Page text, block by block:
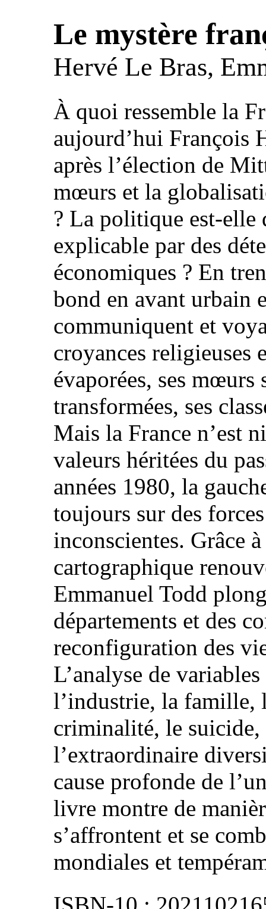
Le mystère
Hervé Le Bras,
À quoi ressemble la
aujourd’hui François
après l’élection de
mœurs et la
? La politique est-elle
explicable par des
économiques ? En
bond en avant urbain
communiquent et
croyances religieuses
évaporées, ses mœurs
transformées, ses
Mais la France n’est
valeurs héritées du
années 1980, la
toujours sur des
inconscientes. Grâce
cartographique
Emmanuel Todd
départements et des
reconfiguration des
L’analyse de
l’industrie, la famille,
criminalité, le suicide,
l’extraordinaire
cause profonde de
livre montre de
s’affrontent et se
mondiales et